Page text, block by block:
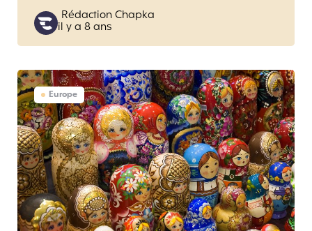
Posted
by
Rédaction Chapka
il y a 8 ans
Europe